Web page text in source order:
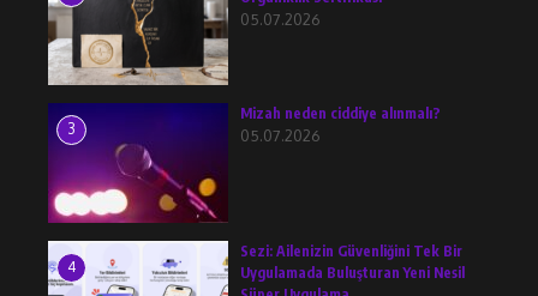
05.07.2026
3
Mizah neden ciddiye alınmalı?
05.07.2026
4
Sezi: Ailenizin Güvenliğini Tek Bir
Uygulamada Buluşturan Yeni Nesil